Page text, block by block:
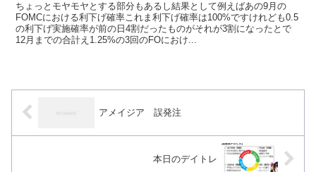
ちょっとモヤモヤとする部分もあるし結果として例えばあの9月の
FOMCにおける利下げ確率これま利下げ確率は100%ですけれども0.5
の利下げ実施確率が前の日4割だったものがそれが3割になったとで
12月までの合計え1.25%の3回のFOにおけ...
アメイジア 誤発注
本日のデイトレ